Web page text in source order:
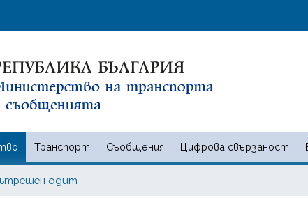
Транспорт Съобщения Цифрова свързаност
на транспорта и
одит